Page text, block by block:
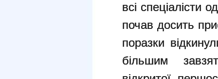
всі спеціалісти
почав досить
поразки
більшим